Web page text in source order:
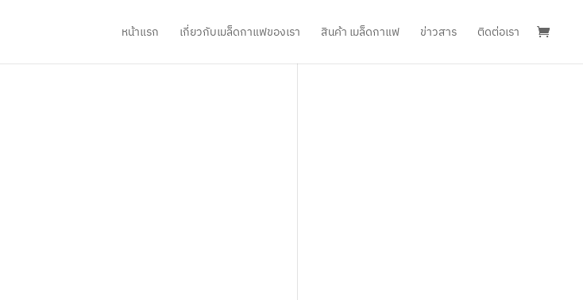
หน้าแรก เกี่ยวกับเมล็ดกาแฟของเรา สินค้า เมล็ดกาแฟ ข่าวสาร ติดต่อเรา